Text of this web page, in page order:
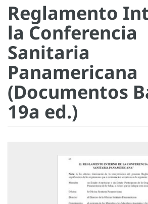
Reglamento
la Conferencia
Sanitaria
Panamericana
(Documentos
19a ed.)